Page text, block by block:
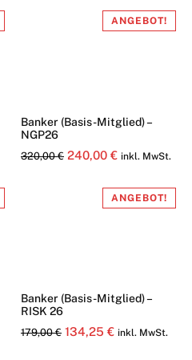
ist:
ANGEBOT!
Banker (Basis-Mitglied) –
NGP26
320,00€ Ursprünglicher
240,00 €Aktueller
ist:
inkl. MwSt.
ANGEBOT!
Banker (Basis-Mitglied) –
RISK 26
179,00€ Ursprünglicher
134,25 €Aktueller
inkl. MwSt.